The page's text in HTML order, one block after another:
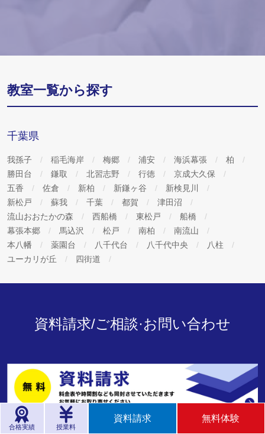
教室一覧から探す
千葉県
我孫子 稲毛海岸 梅郷 浦安 海浜幕張
柏
勝田台
鎌取 北習志野 行徳
京成大久保
五香
佐倉 新柏 新鎌ヶ谷
新検見川
新松戸
蘇我 千葉 都賀
津田沼
流山おおたかの森
西船橋 東松戸
船橋
幕張本郷
馬込沢 松戸 南柏
南流山
本八幡
薬園台 八千代台 八千代中央
八柱
ユーカリが丘
四街道
資料請求/ご相談·お問い合わせ
合格実績 授業料
資料請求 無料体験